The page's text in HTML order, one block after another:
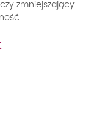
zmniejszający
...